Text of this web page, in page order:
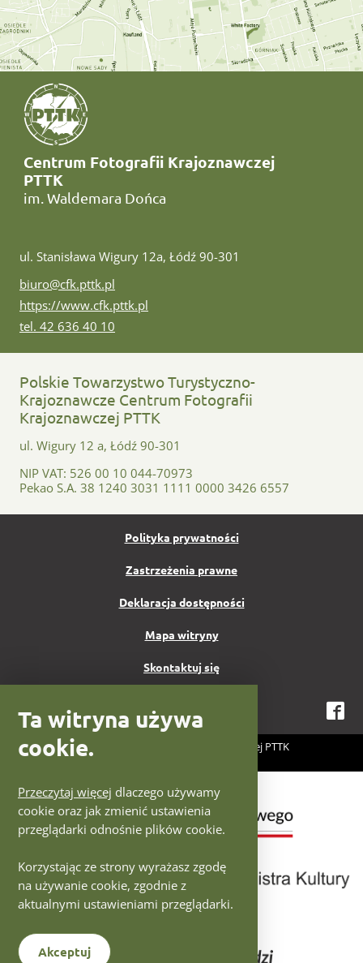
Ta witryna używa
cookie.
Przeczytaj więcej dlaczego używamy
cookie oraz jak zmienić ustawienia
przeglądarki odnośnie plików cookie.
Korzystając ze strony wyrażasz zgodę
na używanie cookie, zgodnie z
aktualnymi ustawieniami przeglądarki.
Akceptuj
Centrum Fotografii Krajoznawczej
PTTK
im. Waldemara Dońca
ul. Stanisława Wigury 12a, Łódź 90-301
e-mail:
biuro@cfk.pttk.pl
www:
https://www.cfk.pttk.pl
tel:
tel. 42 636 40 10
Polskie Towarzystwo Turystyczno-
Krajoznawcze Centrum Fotografii
Krajoznawczej PTTK
ul. Wigury 12 a, Łódź 90-301
NIP VAT: 526 00 10 044-70973
Pekao S.A. 38 1240 3031 1111 0000 3426 6557
Polityka prywatności
Zastrzeżenia prawne
Deklaracja dostępności
Mapa witryny
Skontaktuj się
2026 Centrum Fotografii Krajoznawczej PTTK